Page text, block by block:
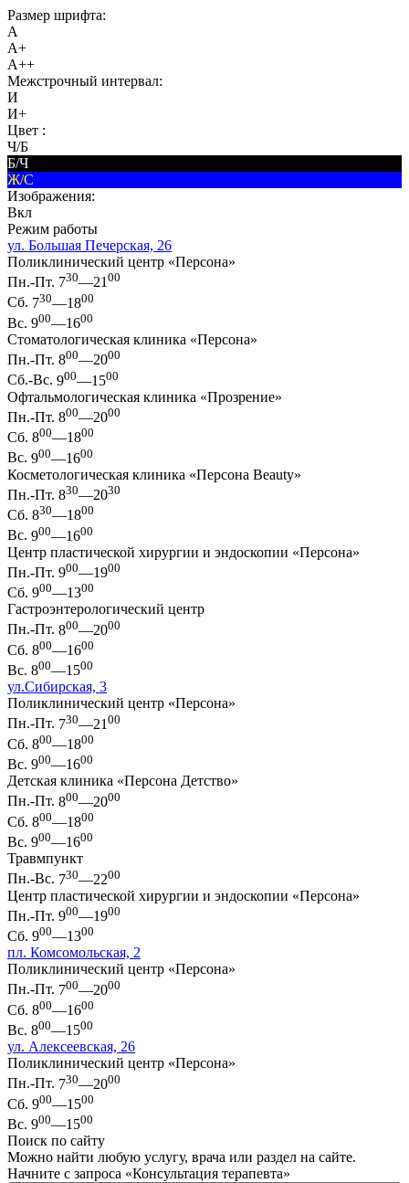
Размер шрифта:
A
A+
A++
Межстрочный интервал:
И
И+
Цвет :
Ч/Б
Б/Ч
Ж/С
Изображения:
Вкл
Режим работы
ул. Большая Печерская, 26
Поликлинический центр «Персона»
Пн.-Пт. 730—21 00
Сб. 730—1800
Вс. 900—1600
Стоматологическая клиника «Персона»
Пн.-Пт. 800—2000
Сб.-Вс. 900—1500
Офтальмологическая клиника «Прозрение»
Пн.-Пт. 800—2000
Сб. 800—1800
Вс. 900—1600
Косметологическая клиника «Персона Beauty»
Пн.-Пт. 830—2030
Сб. 830—1800
Вс. 900—1600
Центр пластической хирургии и эндоскопии «Персона»
Пн.-Пт. 900—1900
Сб. 900—1300
Гастроэнтерологический центр
Пн.-Пт. 800—2000
Сб. 800—1600
Вс. 800—1500
ул.Сибирская, 3
Поликлинический центр «Персона»
Пн.-Пт. 730—21 00
Сб. 800—1800
Вс. 900—1600
Детская клиника «Персона Детство»
Пн.-Пт. 800—2000
Сб. 800—1800
Вс. 900—1600
Травмпункт
Пн.-Вс. 730—2200
Центр пластической хирургии и эндоскопии «Персона»
Пн.-Пт. 900—1900
Сб. 900—1300
пл. Комсомольская, 2
Поликлинический центр «Персона»
Пн.-Пт. 700—2000
Сб. 800—1600
Вс. 800—1500
ул. Алексеевская, 26
Поликлинический центр «Персона»
Пн.-Пт. 730—2000
Сб. 900—1500
Вс. 900—1500
Поиск по сайту
Можно найти любую услугу, врача или раздел на сайте.
Начните с запроса «Консультация терапевта»